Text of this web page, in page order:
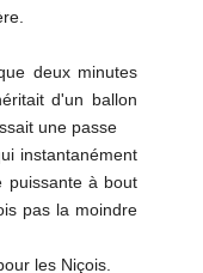
deux minutes
d'un ballon
une passe
instantanément
puissante à bout
pas la moindre
les Niçois.